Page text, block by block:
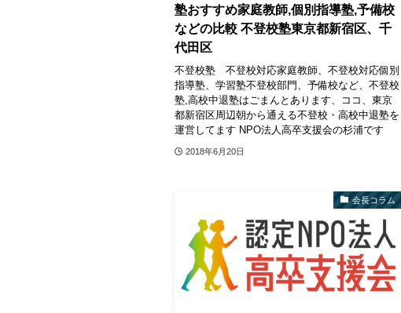
塾おすすめ家庭教師,個別指導塾,予備校
などの比較 不登校塾東京都新宿区、千
代田区
不登校塾 不登校対応家庭教師、不登校対応個別
指導塾、学習塾不登校部門、予備校など、不登校
塾,高校中退塾はごまんとあります、ココ、東京
都新宿区周辺朝から通える不登校・高校中退塾を
運営してます NPO法人高卒支援会の杉浦です
2018年6月20日
会長コラム